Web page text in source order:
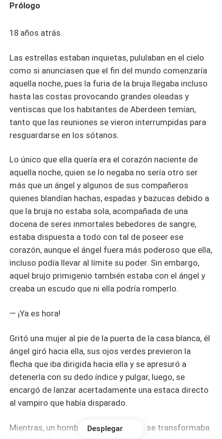
Prólogo
18 años atrás.
Las estrellas estaban inquietas, pululaban en el cielo
como si anunciasen que el fin del mundo comenzaría
aquella noche, pues la furia de la bruja llegaba incluso
hasta las costas provocando grandes oleadas y
ventiscas que los habitantes de Aberdeen temían,
tanto que las reuniones se vieron interrumpidas para
resguardarse en los sótanos.
Lo único que ella quería era el corazón naciente de
aquella noche, quien se lo negaba no sería otro ser
más que un ángel y algunos de sus compañeros
quienes blandían hachas, espadas y bazucas debido a
que la bruja no estaba sola, acompañada de una
docena de seres inmortales bebedores de sangre,
estaba dispuesta a todo con tal de poseer ese
corazón, aunque el ángel fuera más poderoso que ella,
incluso podía llevar al límite su poder. Sin embargo,
aquel brujo primigenio también estaba con el ángel y
creaba un escudo que ni ella podría romperlo.
— ¡Ya es hora!
Gritó una mujer al pie de la puerta de la casa blanca, él
ángel giró hacia ella, sus ojos verdes previeron la
flecha que iba dirigida hacia ella y se apresuró a
detenerla con su dedo índice y pulgar, luego, se
encargó de lanzar acertadamente una estaca directo
al vampiro que había disparado.
Mientras, un hombre de unos treinta se transformaba
Desplegar